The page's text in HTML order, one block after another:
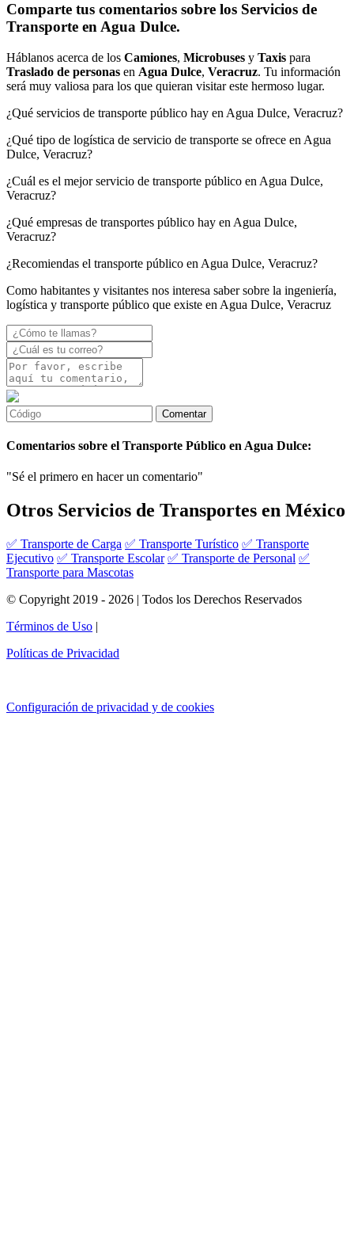
Comparte tus comentarios sobre los Servicios de
Transporte en Agua Dulce.
Háblanos acerca de los Camiones, Microbuses y Taxis para
Traslado de personas en Agua Dulce, Veracruz. Tu información
será muy valiosa para los que quieran visitar este hermoso lugar.
¿Qué servicios de transporte público hay en Agua Dulce, Veracruz?
¿Qué tipo de logística de servicio de transporte se ofrece en Agua
Dulce, Veracruz?
¿Cuál es el mejor servicio de transporte público en Agua Dulce,
Veracruz?
¿Qué empresas de transportes público hay en Agua Dulce,
Veracruz?
¿Recomiendas el transporte público en Agua Dulce, Veracruz?
Como habitantes y visitantes nos interesa saber sobre la ingeniería,
logística y transporte público que existe en Agua Dulce, Veracruz
Comentarios sobre el Transporte Público en Agua Dulce:
"Sé el primero en hacer un comentario"
Otros Servicios de Transportes en México
✅ Transporte de Carga ✅ Transporte Turístico ✅ Transporte
Ejecutivo ✅ Transporte Escolar ✅ Transporte de Personal ✅
Transporte para Mascotas
© Copyright 2019 - 2026 | Todos los Derechos Reservados
Términos de Uso |
Políticas de Privacidad
Configuración de privacidad y de cookies